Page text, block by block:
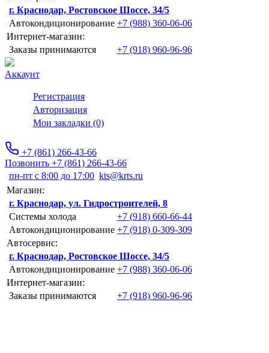
г. Краснодар, Ростовское Шоссе, 34/5
Автокондиционирование +7 (988) 360-06-06
Интернет-магазин:
Заказы принимаются
+7 (918) 960-96-96
Аккаунт
Регистрация
Авторизация
Мои закладки (0)
+7 (861) 266-43-66
Позвонить +7 (861) 266-43-66
пн-пт с 8:00 до 17:00 kts@krts.ru
Магазин:
г. Краснодар, ул. Гидростроителей, 8
Системы холода
+7 (918) 660-66-44
Автокондиционирование +7 (918) 0-309-309
Автосервис:
г. Краснодар, Ростовское Шоссе, 34/5
Автокондиционирование +7 (988) 360-06-06
Интернет-магазин:
Заказы принимаются
+7 (918) 960-96-96